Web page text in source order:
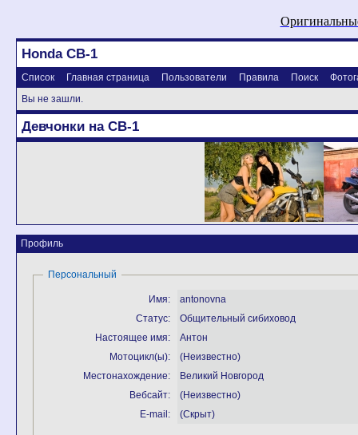
Honda CB-1
Список Главная страница Пользователи Правила Поиск
Вы не зашли.
Девчонки на CB-1
Профиль
Персональный
Имя:
antonovna
Статус:
Общительный сибиховод
Настоящее имя:
Антон
Мотоцикл(ы):
(Неизвестно)
Местонахождение:
Великий Новгород
Вебсайт:
(Неизвестно)
E-mail:
(Скрыт)